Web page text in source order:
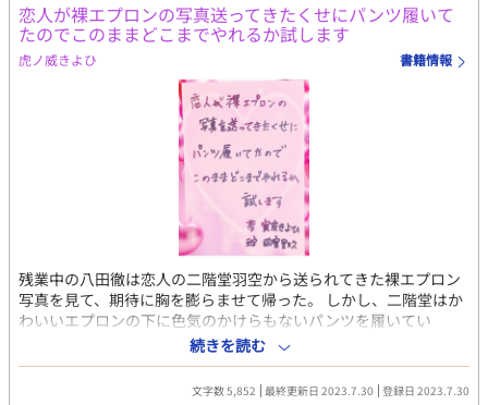
恋人が裸エプロンの写真送ってきたくせにパンツ履いて
たのでこのままどこまでやれるか試します
虎ノ威きよひ 書籍情報
残業中の八田徹は恋人の二階堂羽空から送られてきた裸エプロン
写真を見て、期待に胸を膨らませて帰った。 しかし、二階堂はか
わいいエプロンの下に色気のかけらもないパンツを履いてい
て……。 天木あんこ（@54azuki_mochi）さん、深山恐竜
（@fuka_yama2021）さん主催のTwitter企画『おぱんつ企画
続きを読む
文字数 5,852 最終更新日 2023.7.30 登録日 2023.7.30